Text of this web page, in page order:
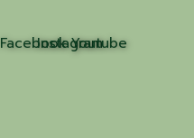
FacebookInstagram
Youtube